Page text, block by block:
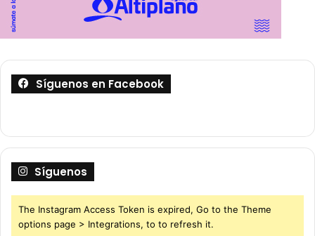
Síguenos en Facebook
Síguenos
The Instagram Access Token is expired, Go to the Theme
options page > Integrations, to to refresh it.